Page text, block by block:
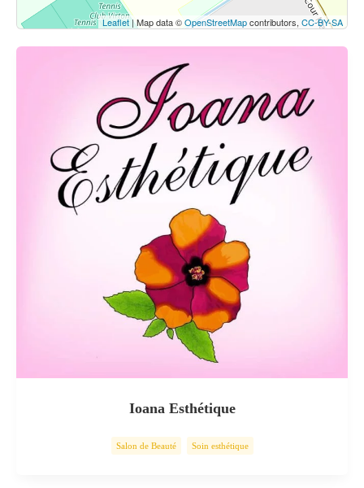
Leaflet| Map data ©OpenStreetMapcontributors, CC-BY-SA
Ioana Esthétique
Salon de Beauté Soin esthétique